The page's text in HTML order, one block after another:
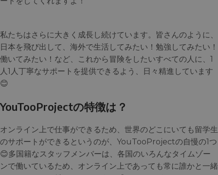
私たちはさらに大きく成長し続けています。皆さんのように、
日本を飛び出して、海外で生活してみたい！勉強してみたい！
働いてみたい！など、これから冒険をしたいすべての人に、1
人1人丁寧なサポートを提供できるよう、日々精進しています
😊
YouTooProjectの特徴は？
オンライン上で仕事ができるため、世界のどこにいても留学生
のサポートができるというのが、YouTooProjectの自慢の1つ
😊多国籍なスタッフメンバーは、各国のいろんなタイムゾー
ンで働いているため、オンライン上であっても常に誰かと一緒